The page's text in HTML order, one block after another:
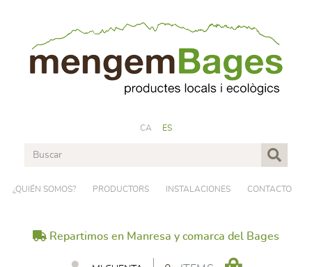
CA ES
¿QUIÉN SOMOS? PRODUCTORS INSTALACIONES CONTACTO
Repartimos en Manresa y comarca del Bages